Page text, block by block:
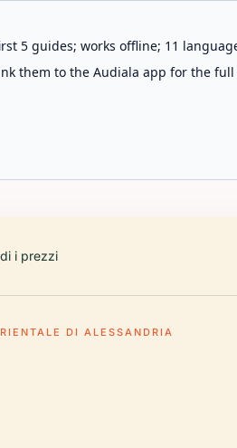
5 guides; works offline; 11
them to the Audiala app for the
i prezzi
DI ALESSANDRIA